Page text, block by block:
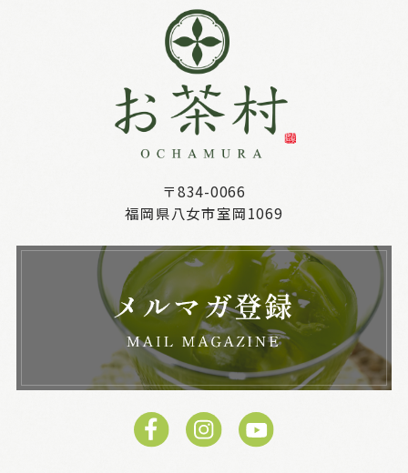
〒834-0066
福岡県八女市室岡1069